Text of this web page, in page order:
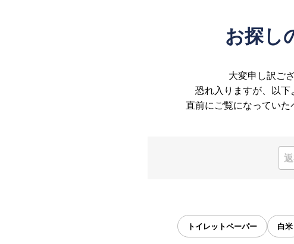
お探し
大変申し訳ご
恐れ入りますが、以下
直前にご覧になっていた
トイレットペーパー 白米